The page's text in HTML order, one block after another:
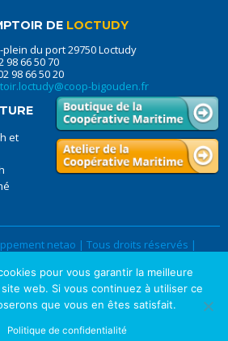
DE LOCTUDY
du port 29750 Loctudy
98 66 50 70
98 66 50 20
bigouden.fr
et
netao | Tous droits réservés |
pour vous garantir la meilleure
web. Si vous continuez à utiliser ce
que vous en êtes satisfait.
Politique de confidentialité